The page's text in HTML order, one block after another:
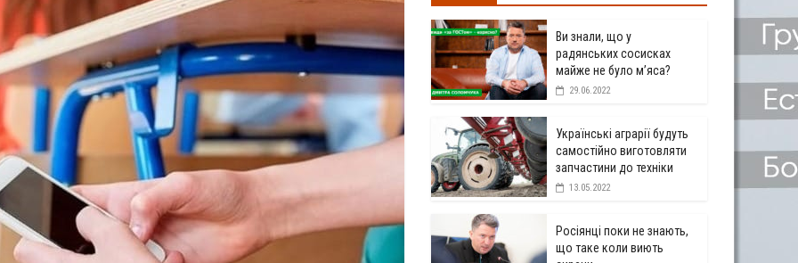
Ви знали, що у
радянських сосисках
майже не було м’яса?
29.06.2022
Українські аграрії будуть
самостійно виготовляти
запчастини до техніки
13.05.2022
Росіянці поки не знають,
що таке коли виють